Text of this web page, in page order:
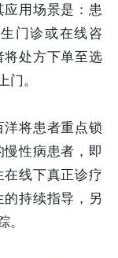
用场景是：患
门诊或在线咨
处方下单至选
门。
将患者重点锁
性病患者，即
线下真正诊疗
持续指导，另